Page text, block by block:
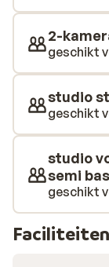
taverna’s,
Bij het
ontspannen.
water of bestel
gezellige
cafés en
Venetiaanse
en is
heeft heel veel
eiland heel
2-
geschikt
studio
geschikt
studio
semi
geschikt
Faciliteiten